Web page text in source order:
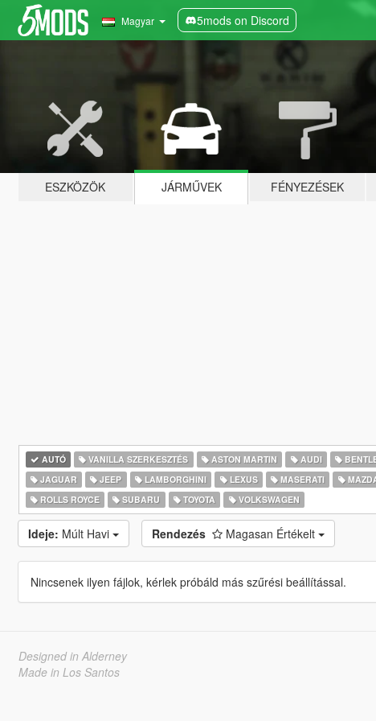
Magyar 5mods on Discord
ESZKÖZÖK JÁRMŰVEK FÉNYEZÉSEK
AUTÓ VANILLA SZERKESZTÉS ASTON MARTIN AUDI
JAGUAR
JEEP LAMBORGHINI LEXUS MASERATI
ROLLS ROYCE
SUBARU TOYOTA VOLKSWAGEN
Ideje: Múlt Havi Rendezés Magasan Értékelt
Nincsenek ilyen fájlok, kérlek próbáld más szűrési beállítással.
Designed in Alderney
Made in Los Santos